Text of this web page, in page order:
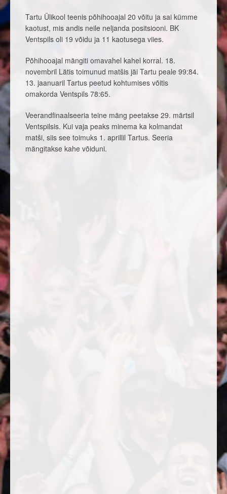
Tartu Ülikool teenis põhihooajal 20 võitu ja sai kümme
kaotust, mis andis neile neljanda positsiooni. BK
Ventspils oli 19 võidu ja 11 kaotusega viies.
Põhihooajal mängiti omavahel kahel korral. 18.
novembril Lätis toimunud matšis jäi Tartu peale 99:84.
13. jaanuaril Tartus peetud kohtumises võitis
omakorda Ventspils 78:65.
Veerandfinaalseeria teine mäng peetakse 29. märtsil
Ventspilsis. Kui vaja peaks minema ka kolmandat
matši, siis see toimuks 1. aprillil Tartus. Seeria
mängitakse kahe võiduni.